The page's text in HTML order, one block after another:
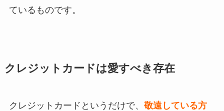
ているものです。
クレジットカードは愛すべき存在
クレジットカードというだけで、 敬遠している方